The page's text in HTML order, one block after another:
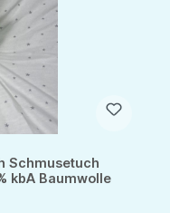
Schmusetuch
kbA Baumwolle